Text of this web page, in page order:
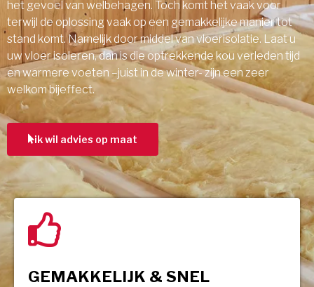
het gevoel van welbehagen. Toch komt het vaak voor
terwijl de oplossing vaak op een gemakkelijke manier tot
stand komt. Namelijk door middel van vloerisolatie. Laat u
uw vloer isoleren, dan is die optrekkende kou verleden tijd
en warmere voeten –juist in de winter- zijn een zeer
welkom bijeffect.
ik wil advies op maat
GEMAKKELIJK & SNEL